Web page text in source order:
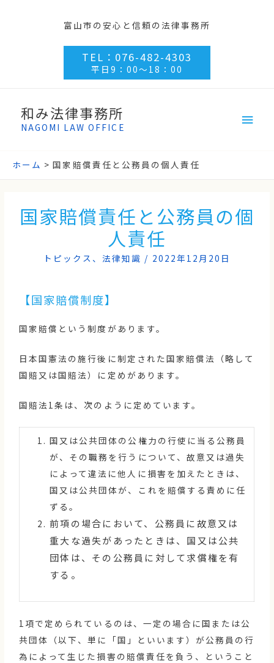
富山市の安心と信頼の法律事務所
TEL：076-482-4303
平日9：00～18：00
和み法律事務所
NAGOMI LAW OFFICE
ホーム 国家賠償責任と公務員の個人責任
国家賠償責任と公務員の個
人責任
トピックス 、法律知識 / 2022年12月20日
【国家賠償制度】
国家賠償という制度があります。
日本国憲法の施行後に制定された国家賠償法（略して
国賠又は国賠法）に定めがあります。
国賠法1条は、次のように定めています。
国又は公共団体の公権力の行使に当る公務員
が、その職務を行うについて、故意又は過失
によって違法に他人に損害を加えたときは、
国又は公共団体が、これを賠償する責めに任
ずる。
前項の場合において、公務員に故意又は
重大な過失があったときは、国又は公共
団体は、その公務員に対して求償権を有
する。
1項で定められているのは、一定の場合に国または公
共団体（以下、単に「国」といいます）が公務員の行
為によって生じた損害の賠償責任を負う、ということ